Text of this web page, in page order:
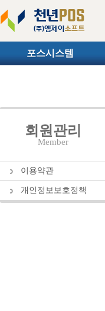
포스시스템
회원관리
Member
이용약관
개인정보보호정책